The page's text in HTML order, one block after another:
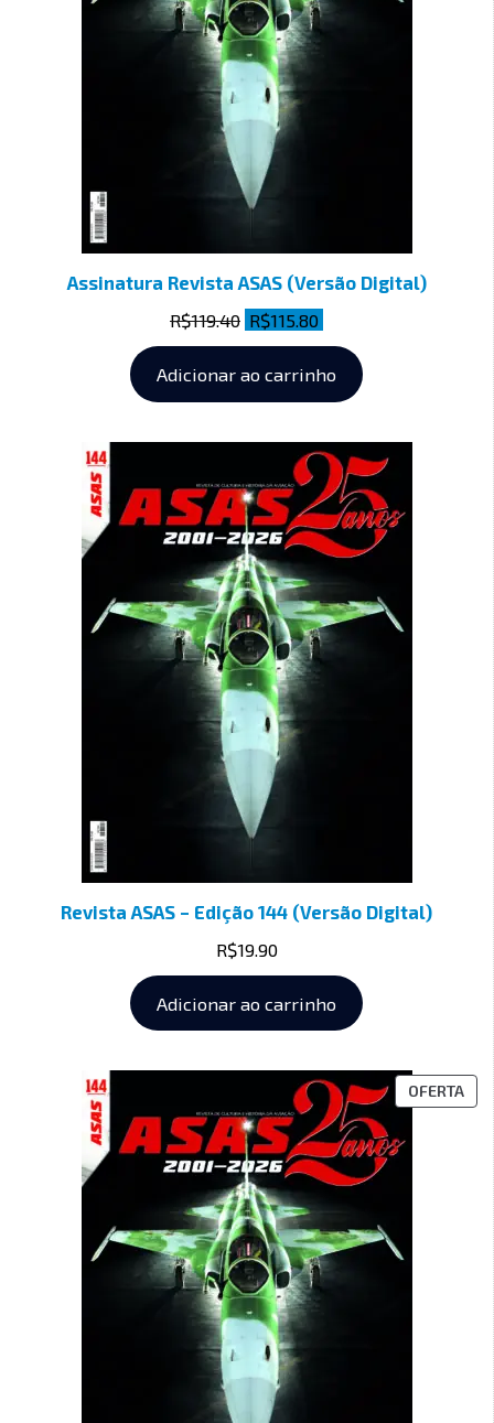
Assinatura Revista ASAS (Versão Digital)
R$119.40 R$115.80
Adicionar ao carrinho
Revista ASAS – Edição 144 (Versão Digital)
R$19.90
Adicionar ao carrinho
OFERTA